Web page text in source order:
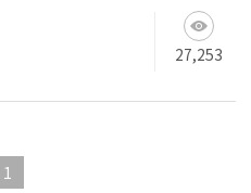
27,253
1